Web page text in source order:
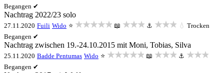
Begangen ✔
Nachtrag 2022/23 solo
27.11.2020 Fuili Wido ⭐ ★★★★★ 📖 ★★★ ⚓ ★★★ 💧 Trocken
Begangen ✔
Nachtrag zwischen 19.-24.10.2015 mit Moni, Tobias, Silva
25.11.2020 Badde Pentumas Wido ⭐ ★★★★★ 📖 ★★★ ⚓ ★★★
Begangen ✔